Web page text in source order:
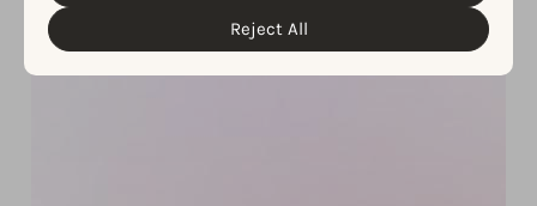
Reject All